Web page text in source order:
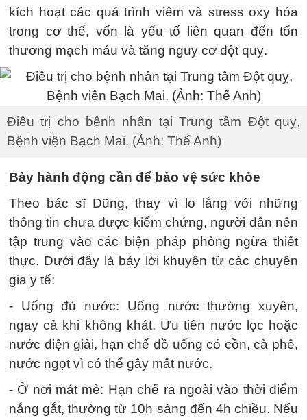
kích hoạt các quá trình viêm và stress oxy hóa
trong cơ thể, vốn là yếu tố liên quan đến tổn
thương mạch máu và tăng nguy cơ đột quỵ.
Điều trị cho bệnh nhân tại Trung tâm Đột quỵ,
Bệnh viện Bạch Mai. (Ảnh: Thế Anh)
Bảy hành động cần để bảo vệ sức khỏe
Theo bác sĩ Dũng, thay vì lo lắng với những
thông tin chưa được kiểm chứng, người dân nên
tập trung vào các biện pháp phòng ngừa thiết
thực. Dưới đây là bảy lời khuyên từ các chuyên
gia y tế:
- Uống đủ nước: Uống nước thường xuyên,
ngay cả khi không khát. Ưu tiên nước lọc hoặc
nước điện giải, hạn chế đồ uống có cồn, cà phê,
nước ngọt vì có thể gây mất nước.
- Ở nơi mát mẻ: Hạn chế ra ngoài vào thời điểm
nắng gắt, thường từ 10h sáng đến 4h chiều. Nếu